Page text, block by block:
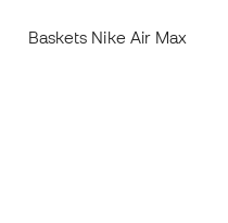
Baskets Nike Air Max